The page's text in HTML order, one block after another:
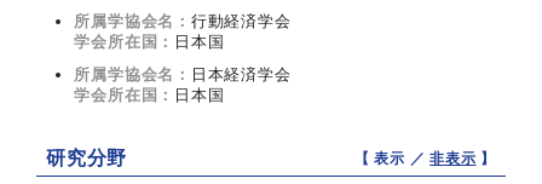
所属学協会名： 行動経済学会
学会所在国： 日本国
所属学協会名： 日本経済学会
学会所在国： 日本国
研究分野 【 表示 ／非表示 】